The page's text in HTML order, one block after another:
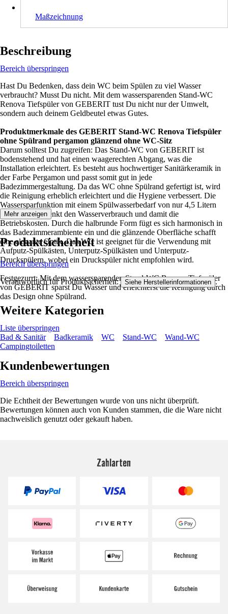
Maßzeichnung
Beschreibung
Bereich überspringen
Hast Du Bedenken, dass dein WC beim Spülen zu viel Wasser
verbraucht? Musst Du nicht. Mit dem wassersparenden Stand-WC
Renova Tiefspüler von GEBERIT tust Du nicht nur der Umwelt,
sondern auch deinem Geldbeutel etwas Gutes.
Produktmerkmale des GEBERIT Stand-WC Renova Tiefspüler
ohne Spülrand pergamon glänzend ohne WC-Sitz
Darum solltest Du zugreifen: Das Stand-WC von GEBERIT ist
bodenstehend und hat einen waagerechten Abgang, was die
Installation erleichtert. Es besteht aus hochwertiger Sanitärkeramik in
der Farbe Pergamon und passt somit gut in jede
Badezimmergestaltung. Da das WC ohne Spülrand gefertigt ist, wird
die Reinigung erheblich erleichtert und die Hygiene verbessert. Die
Wassersparfunktion mit einem Spülwasserbedarf von nur 4,5 Litern
pro Spülgang senkt den Wasserverbrauch und damit die
Betriebskosten. Durch die halbrunde Form fügt es sich harmonisch in
das Badezimmerambiente ein und die glänzende Oberfläche schafft
eine elegante Optik. Das WC ist geeignet für die Verwendung mit
Aufputz-Spülkästen, Unterputz-Spülkästen und Unterputz-
Druckspülern, wobei ein Druckspüler nicht empfohlen wird.
Festgezurrt: Mit dem wassersparenden Stand-WC Renova Tiefspüler
von GEBERIT sparst Du Wasser und erleichterst die Reinigung durch
das Design ohne Spülrand.
Mehr anzeigen
Produktsicherheit
Bereich überspringen
Verantwortlich für Produktsicherheit: Siehe Herstellerinformationen .
Weitere Kategorien
Liste überspringen
Bad & Sanitär
Badkeramik WC Stand-WC
Wand-WC
Campingtoiletten
Kundenbewertungen
Bereich überspringen
Die Echtheit der Bewertungen wurde von uns nicht überprüft.
Bewertungen können auch von Kunden stammen, die die Ware nicht
nachweislich genutzt oder gekauft haben.
Zahlarten